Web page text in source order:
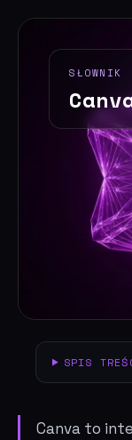
SŁOWNIK
SPIS
Canva to